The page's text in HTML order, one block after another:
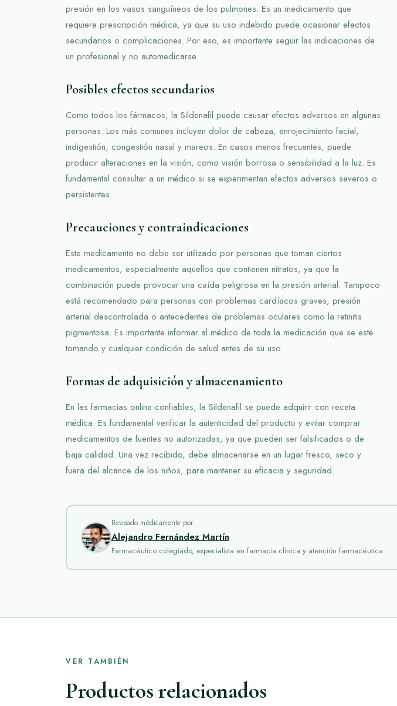
presión en los vasos sanguíneos de los pulmones. Es un medicamento que
requiere prescripción médica, ya que su uso indebido puede ocasionar efectos
secundarios o complicaciones. Por eso, es importante seguir las indicaciones de
un profesional y no automedicarse.
Posibles efectos secundarios
Como todos los fármacos, la Sildenafil puede causar efectos adversos en algunas
personas. Los más comunes incluyen dolor de cabeza, enrojecimiento facial,
indigestión, congestión nasal y mareos. En casos menos frecuentes, puede
producir alteraciones en la visión, como visión borrosa o sensibilidad a la luz. Es
fundamental consultar a un médico si se experimentan efectos adversos severos o
persistentes.
Precauciones y contraindicaciones
Este medicamento no debe ser utilizado por personas que toman ciertos
medicamentos, especialmente aquellos que contienen nitratos, ya que la
combinación puede provocar una caída peligrosa en la presión arterial. Tampoco
está recomendado para personas con problemas cardíacos graves, presión
arterial descontrolada o antecedentes de problemas oculares como la retinitis
pigmentosa. Es importante informar al médico de toda la medicación que se esté
tomando y cualquier condición de salud antes de su uso.
Formas de adquisición y almacenamiento
En las farmacias online confiables, la Sildenafil se puede adquirir con receta
médica. Es fundamental verificar la autenticidad del producto y evitar comprar
medicamentos de fuentes no autorizadas, ya que pueden ser falsificados o de
baja calidad. Una vez recibido, debe almacenarse en un lugar fresco, seco y
fuera del alcance de los niños, para mantener su eficacia y seguridad.
Revisado médicamente por
Alejandro Fernández Martín
Farmacéutico colegiado, especialista en farmacia clínica y atención farmacéutica
VER TAMBIÉN
Productos relacionados